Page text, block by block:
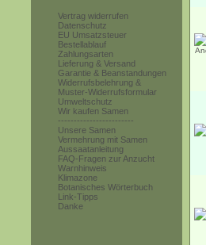
Vertrag widerrufen
Datenschutz
EU Umsatzsteuer
Bestellablauf
Zahlungsarten
Lieferung & Versand
Garantie & Beanstandungen
Widerrufsbelehrung &
Muster-Widerrufsformular
Umweltschutz
Wir kaufen Samen
------------------------
Unsere Samen
Vermehrung mit Samen
Aussaatanleitung
FAQ-Fragen zur Anzucht
Warnhinweis
Klimazone
Botanisches Wörterbuch
Link-Tipps
Danke